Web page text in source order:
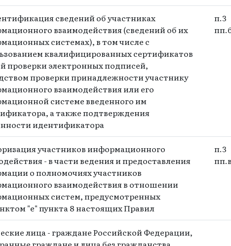
сведений об участниках
взаимодействия (сведений об их
системах), в том числе с
квалифицированных сертификатов
проверки электронных подписей,
проверки принадлежности участнику
взаимодействия или его
системе введенного им
а также подтверждения
идентификатора
п.3
участников информационного
- в части ведения и предоставления
о полномочиях участников
взаимодействия в отношении
систем, предусмотренных
"е" пункта 8 настоящих Правил
п.3
лица - граждане Российской Федерации,